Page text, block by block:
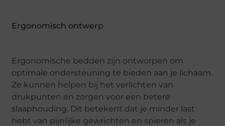
Ergonomisch ontwerp
Ergonomische bedden zijn ontworpen om
optimale ondersteuning te bieden aan je lichaam.
Ze kunnen helpen bij het verlichten van
drukpunten en zorgen voor een betere
slaaphouding. Dit betekent dat je minder last
hebt van pijnlijke gewrichten en spieren als je